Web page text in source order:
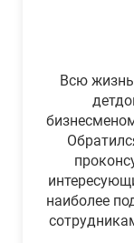
Всю
наиболее